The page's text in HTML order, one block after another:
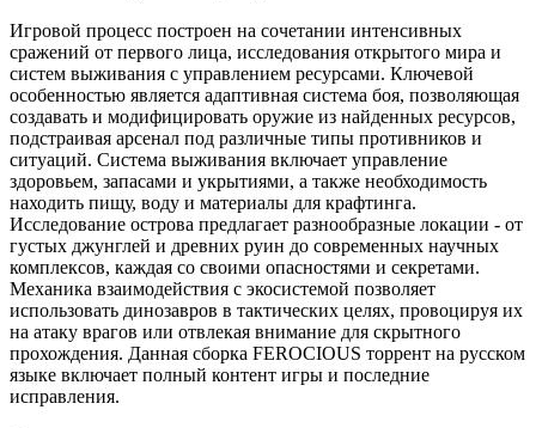
Игровой процесс построен на сочетании интенсивных
сражений от первого лица, исследования открытого мира и
систем выживания с управлением ресурсами. Ключевой
особенностью является адаптивная система боя, позволяющая
создавать и модифицировать оружие из найденных ресурсов,
подстраивая арсенал под различные типы противников и
ситуаций. Система выживания включает управление
здоровьем, запасами и укрытиями, а также необходимость
находить пищу, воду и материалы для крафтинга.
Исследование острова предлагает разнообразные локации - от
густых джунглей и древних руин до современных научных
комплексов, каждая со своими опасностями и секретами.
Механика взаимодействия с экосистемой позволяет
использовать динозавров в тактических целях, провоцируя их
на атаку врагов или отвлекая внимание для скрытного
прохождения. Данная сборка FEROCIOUS торрент на русском
языке включает полный контент игры и последние
исправления.